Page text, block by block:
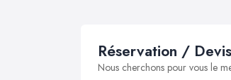
Réservation /
Nous cherchons pour vous le